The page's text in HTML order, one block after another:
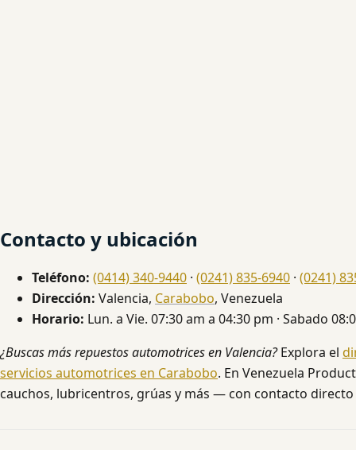
Contacto y ubicación
Teléfono: (0414) 340-9440 · (0241) 835-6940 · (0241)
Dirección: Valencia, Carabobo, Venezuela
Horario: Lun. a Vie. 07:30 am a 04:30 pm · Sabado
¿Buscas más repuestos automotrices en Valencia?Explora el
servicios automotrices en Carabobo. En Venezuela
cauchos, lubricentros, grúas y más — con contacto directo